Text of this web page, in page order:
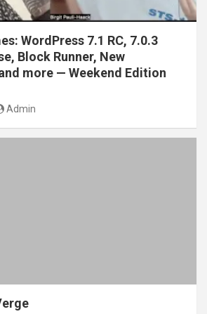
WordPress 7.1 RC, 7.0.3
Block Runner, New
more — Weekend Edition
Admin